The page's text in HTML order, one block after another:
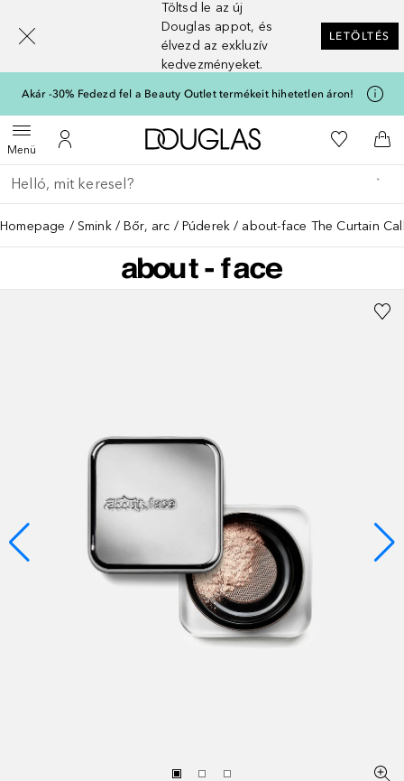
Töltsd le az új
Douglas appot, és
élvezd az exkluzív
kedvezményeket.
LETÖLTÉS
Akár -30% Fedezd fel a Beauty Outlet termékeit hihetetlen áron!
MenüMenü megnyitása
A fiókomhoz
A Douglas Főoldalra
A
Menj vissza
Keresés végrehajtása
Homepage Smink Bőr, arc Púderek about-face The Curtain
[navigation.slideout.screenreader]